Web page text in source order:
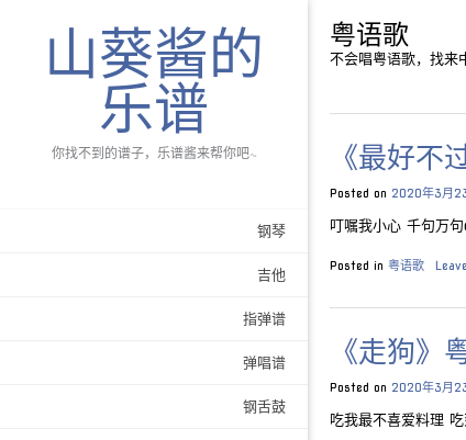
山葵酱的
乐谱
你找不到的谱子，乐谱酱来帮你吧~
钢琴
吉他
指弹谱
弹唱谱
钢舌鼓
粤语歌
不会唱粤语歌，找来
《最好不
Posted on 2020年3月
叮嘱我小心 千句万
Posted in 粤语歌
《走狗》
Posted on 2020年3月
吃我最不喜爱料理